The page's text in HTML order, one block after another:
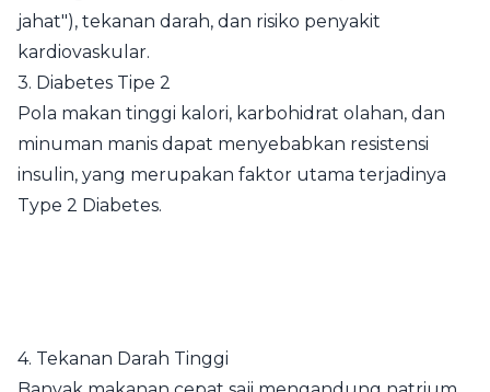
jahat"), tekanan darah, dan risiko penyakit
kardiovaskular.
3. Diabetes Tipe 2
Pola makan tinggi kalori, karbohidrat olahan, dan
minuman manis dapat menyebabkan resistensi
insulin, yang merupakan faktor utama terjadinya
Type 2 Diabetes.
4. Tekanan Darah Tinggi